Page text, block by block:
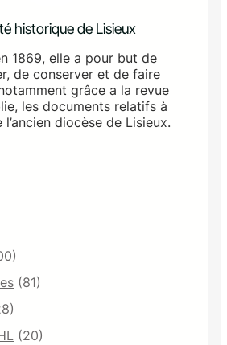
historique de Lisieux
1869, elle a pour but de
de conserver et de faire
grâce a la revue
les documents relatifs à
l’ancien diocèse de Lisieux.
(81)
(20)